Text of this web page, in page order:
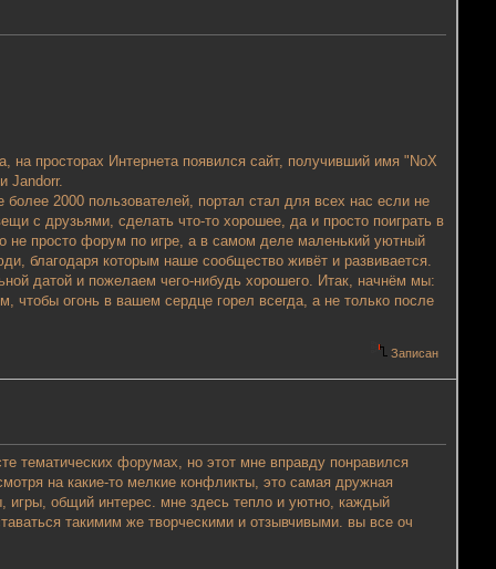
на просторах Интернета появился сайт, получивший имя "NoX
Jandorr.
2000 пользователей, портал стал для всех нас если не
с друзьями, сделать что-то хорошее, да и просто поиграть в
не просто форум по игре, а в самом деле маленький уютный
благодаря которым наше сообщество живёт и развивается.
датой и пожелаем чего-нибудь хорошего. Итак, начнём мы:
огонь в вашем сердце горел всегда, а не только после
Записан
тематических форумах, но этот мне вправду понравился
на какие-то мелкие конфликты, это самая дружная
игры, общий интерес. мне здесь тепло и уютно, каждый
такимим же творческими и отзывчивыми. вы все оч